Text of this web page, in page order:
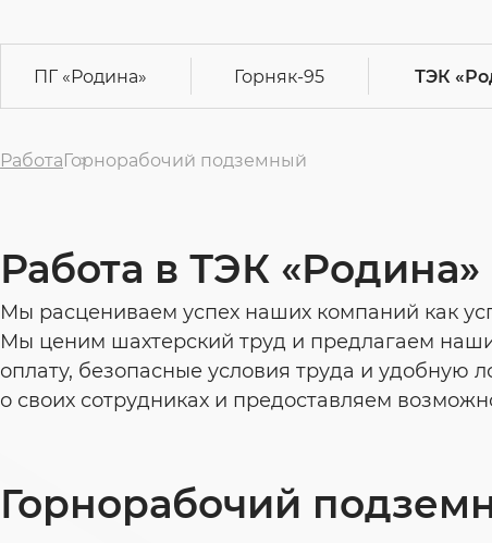
ПГ «Родина» Горняк-95 ТЭК
РаботаГорнорабочий подземный
Работа в ТЭК «Родина»
Мы расцениваем успех наших компаний как
Мы ценим шахтерский труд и предлагаем
оплату, безопасные условия труда и удобную
о своих сотрудниках и предоставляем
Горнорабочий